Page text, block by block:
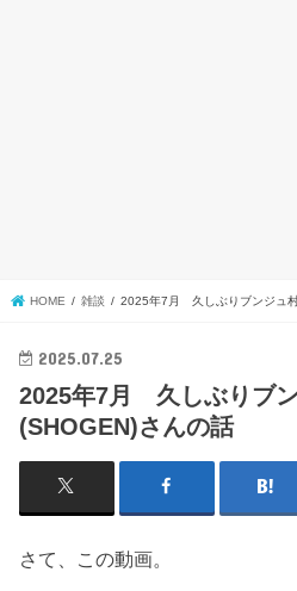
HOME 雑談 2025年7月 久しぶりブンジュ
2025.07.25
2025年7月 久しぶりブ
(SHOGEN)さんの話
さて、この動画。